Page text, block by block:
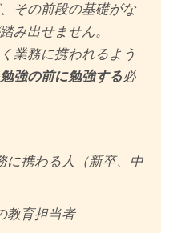
その前段の基礎がな
み出せません。
業務に携われるよう
強の前に勉強する必
に携わる人（新卒、中
教育担当者